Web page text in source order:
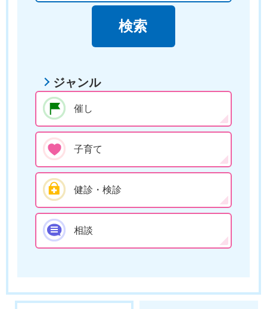
ジャンル
催し
子育て
健診・検診
相談